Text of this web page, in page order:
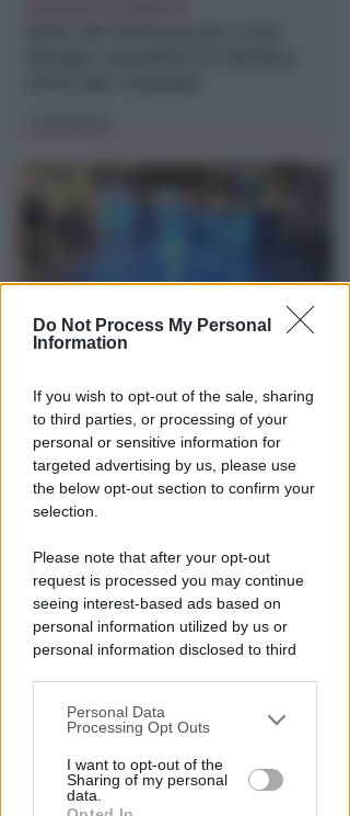
Do Not Process My Personal
Information
If you wish to opt-out of the sale, sharing
to third parties, or processing of your
personal or sensitive information for
targeted advertising by us, please use
the below opt-out section to confirm your
selection.
Please note that after your opt-out
request is processed you may continue
seeing interest-based ads based on
personal information utilized by us or
personal information disclosed to third
You may separately opt-out of the further
disclosure of your personal information
by third parties on the IAB’s list of
downstream participants.
Personal Data
Processing Opt Outs
I want to opt-out of the
Sharing of my personal
data.
Spettacoli di acqua, luci e
musica per la piazzetta del Faro
a Riccione
diRedazione
Giada Godenzoni torna al
Riviera Volley